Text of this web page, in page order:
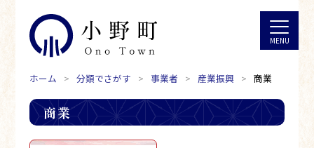
ホーム 分類でさがす 事業者 産業振興 商業
商業